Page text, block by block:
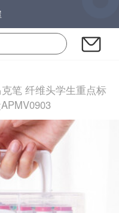
笔 纤维头学生重点标